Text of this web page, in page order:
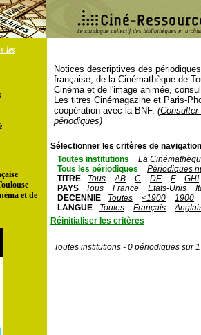
les
et de
Notices descriptives des
française, de la Cinémathèque de
Cinéma et de l'image animée,
Les titres Cinémagazine et Paris-
coopération avec la BNF.
périodiques)
Sélectionner les critères de
Toutes institutions
La
Tous les périodiques
Périodiques
TITRE
Tous AB C DE F
GHI
PAYS
Tous France Etats-Unis
DECENNIE
Toutes <1900
1900
LANGUE
Toutes Français
Réinitialiser les critères
Toutes institutions - 0 périodiques sur